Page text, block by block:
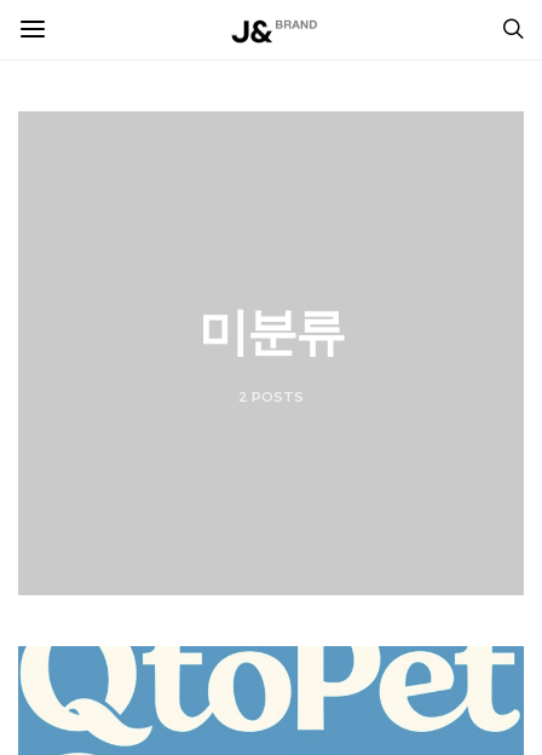
미분류
2 POSTS